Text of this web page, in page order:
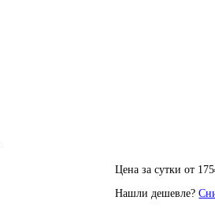
Цена за сутки от 175
Нашли дешевле?